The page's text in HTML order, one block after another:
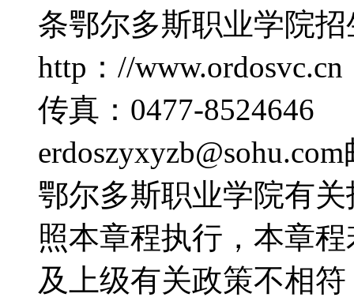
条鄂尔多斯职业学院
http：//
传真：0477-
鄂尔多斯职业学院有
照本章程执行，本章
及上级有关政策不相